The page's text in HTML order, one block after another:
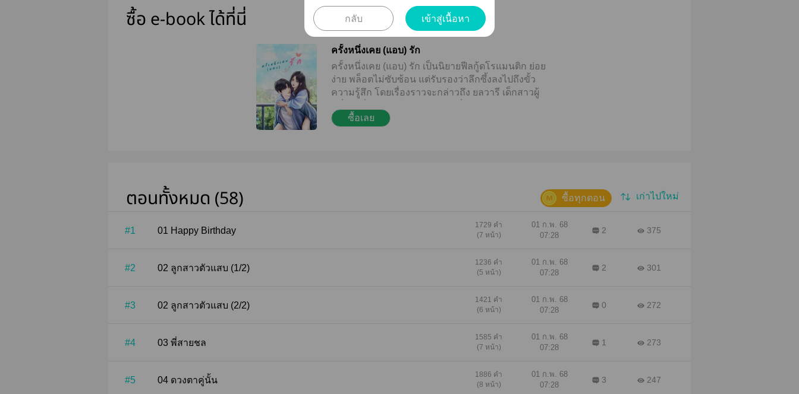
ซื้อ e-book ได้ที่นี่
ครั้งหนึ่งเคย (แอบ) รัก
ครั้งหนึ่งเคย (แอบ) รัก เป็นนิยายฟีลกู้ดโรแมนติก ย่อย
ง่าย พล็อตไม่ซับซ้อน แต่รับรองว่าลึกซึ้งลงไปถึงขั้ว
ความรู้สึก โดยเรื่องราวจะกล่าวถึง ยลวารี เด็กสาวผู้
อันต้องจบลงด้วยสถานการณ์บางอย่าง จนกระทั่งสิบ
ความรักไม่ว่าจะเกิดขึ้นตอนไหน ไม่ว่าจะสมหวังหรือ
ไม่ แน่นอนว่ามันจะยังงดงามและเบ่งบานอยู่ในใจเรา
กำลังใจให้นักเขียนด้วยนะคะ ซื้อผ่านเว็บหรือแอนดร
ซื้อเลย
ตอนทั้งหมด (58) เก่าไปใหม่
ซื้อทุกตอน
#1 01 Happy Birthday
1729 คำ
(7 หน้า)
01 ก.พ. 68
07:28
2 375
#2 02 ลูกสาวตัวแสบ (1/2)
1236 คำ
(5 หน้า)
01 ก.พ. 68
07:28
2 301
#3 02 ลูกสาวตัวแสบ (2/2)
1421 คำ
(6 หน้า)
01 ก.พ. 68
07:28
0 272
#4 03 พี่สายชล
1585 คำ
(7 หน้า)
01 ก.พ. 68
07:28
1 273
#5 04 ดวงตาคู่นั้น
1886 คำ
(8 หน้า)
01 ก.พ. 68
07:28
3 247
กลับ เข้าสู่เนื้อหา